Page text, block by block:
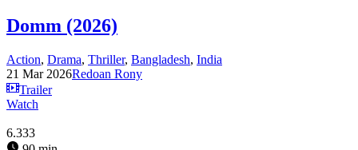
Domm (2026)
Action, Drama, Thriller, Bangladesh, India
21 Mar 2026Redoan Rony
Trailer
Watch
6.333